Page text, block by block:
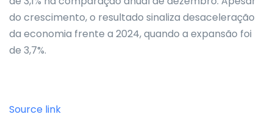
do crescimento, o resultado sinaliza desaceleração
da economia frente a 2024, quando a expansão foi
de 3,7%.
Source link